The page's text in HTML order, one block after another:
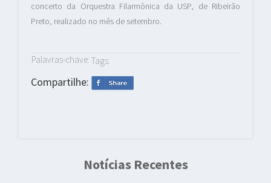
concerto da Orquestra Filarmônica da USP, de Ribeirão
Preto, realizado no mês de setembro.
Palavras-chave: Tags:
Compartilhe:
Notícias Recentes